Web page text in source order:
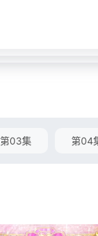
第03集 第04